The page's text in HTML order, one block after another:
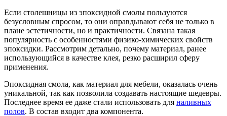
Если столешницы из эпоксидной смолы пользуются
безусловным спросом, то они оправдывают себя не только в
плане эстетичности, но и практичности. Связана такая
популярность с особенностями физико-химических свойств
эпоксидки. Рассмотрим детально, почему материал, ранее
использующийся в качестве клея, резко расширил сферу
применения.
Эпоксидная смола, как материал для мебели, оказалась очень
уникальной, так как позволила создавать настоящие шедевры.
Последнее время ее даже стали использовать для наливных
полов. В состав входит два компонента.